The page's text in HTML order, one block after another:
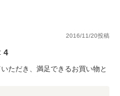
2016/11/20投稿
4
ただき、満足できるお買い物と